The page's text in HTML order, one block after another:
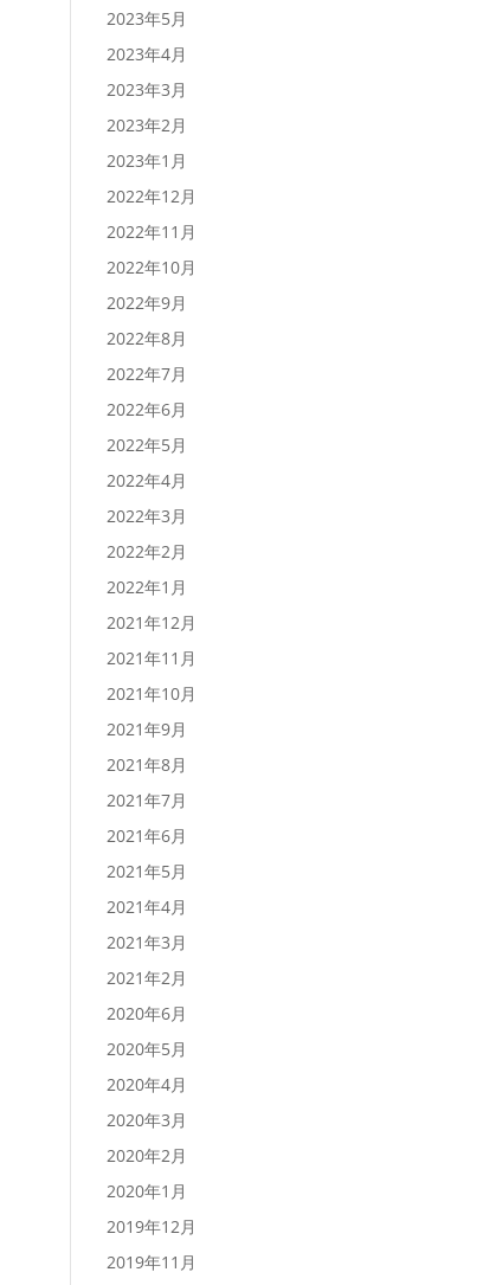
2023年5月
2023年4月
2023年3月
2023年2月
2023年1月
2022年12月
2022年11月
2022年10月
2022年9月
2022年8月
2022年7月
2022年6月
2022年5月
2022年4月
2022年3月
2022年2月
2022年1月
2021年12月
2021年11月
2021年10月
2021年9月
2021年8月
2021年7月
2021年6月
2021年5月
2021年4月
2021年3月
2021年2月
2020年6月
2020年5月
2020年4月
2020年3月
2020年2月
2020年1月
2019年12月
2019年11月